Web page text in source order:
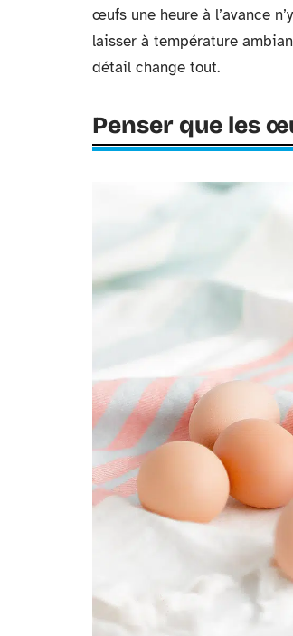
œufs une heure à l’avance
laisser à température
détail change tout.
Penser que les